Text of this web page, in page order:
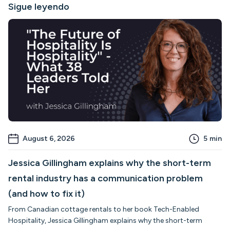
Sigue leyendo
August 6, 2026 5 min
Jessica Gillingham explains why the short-term
rental industry has a communication problem
(and how to fix it)
From Canadian cottage rentals to her book Tech-Enabled
Hospitality, Jessica Gillingham explains why the short-term